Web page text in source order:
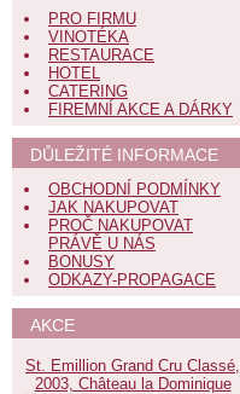
PRO FIRMU
VINOTÉKA
RESTAURACE
HOTEL
CATERING
FIREMNÍ AKCE A DÁRKY
DŮLEŽITÉ INFORMACE
OBCHODNÍ PODMÍNKY
JAK NAKUPOVAT
PROČ NAKUPOVAT
PRÁVĚ U NÁS
BONUSY
ODKAZY-PROPAGACE
AKCE
St. Emillion Grand Cru Classé,
2003, Château la Dominique